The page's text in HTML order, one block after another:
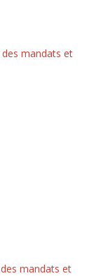
mandats et
mandats et